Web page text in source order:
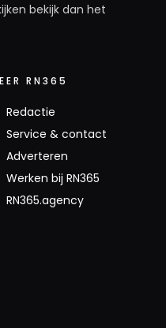
bekijk dan het
RN365
Redactie
Service & contact
Adverteren
Werken bij RN365
RN365.agency